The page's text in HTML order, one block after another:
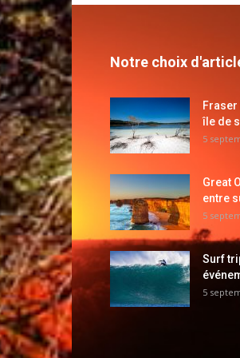
Notre choix
île de
5
Great
entre
5
Surf
5